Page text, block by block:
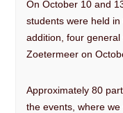
On October 10 and
students were held
addition, four
Zoetermeer on
Approximately 80
the events, where